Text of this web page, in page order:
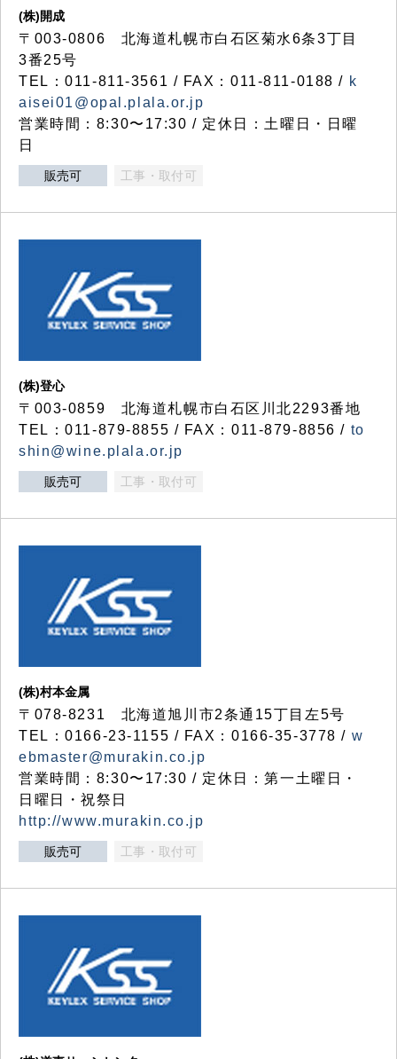
(株)開成
〒003-0806 北海道札幌市白石区菊水6条3丁目
3番25号
TEL：011-811-3561 / FAX：011-811-0188 / k
aisei01@opal.plala.or.jp
営業時間：8:30〜17:30 / 定休日：土曜日・日曜
日
販売可 工事・取付可
(株)登心
〒003-0859 北海道札幌市白石区川北2293番地
TEL：011-879-8855 / FAX：011-879-8856 / to
shin@wine.plala.or.jp
販売可 工事・取付可
(株)村本金属
〒078-8231 北海道旭川市2条通15丁目左5号
TEL：0166-23-1155 / FAX：0166-35-3778 / w
ebmaster@murakin.co.jp
営業時間：8:30〜17:30 / 定休日：第一土曜日・
日曜日・祝祭日
http://www.murakin.co.jp
販売可 工事・取付可